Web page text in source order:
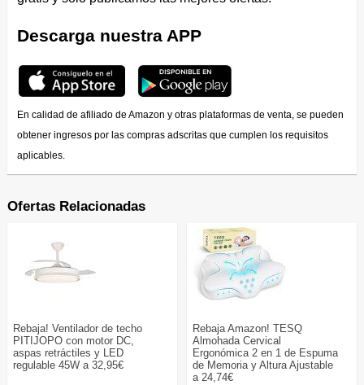
Descarga nuestra APP
En calidad de afiliado de Amazon y otras plataformas de venta, se pueden
obtener ingresos por las compras adscritas que cumplen los requisitos
aplicables.
Ofertas Relacionadas
Rebaja! Ventilador de techo
PITIJOPO con motor DC,
aspas retráctiles y LED
regulable 45W a 32,95€
Rebaja Amazon! TESQ
Almohada Cervical
Ergonómica 2 en 1 de Espuma
de Memoria y Altura Ajustable
a 24,74€